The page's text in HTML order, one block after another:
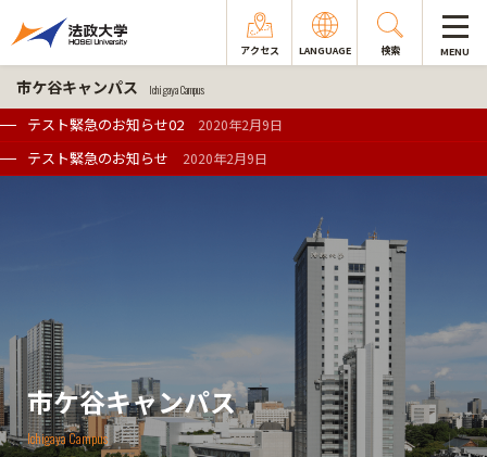
アクセス LANGUAGE 検索 MENU
市ケ谷キャンパス Ichigaya Campus
テスト緊急のお知らせ02 2020年2月9日
テスト緊急のお知らせ 2020年2月9日
市ケ谷キャンパス
Ichigaya Campus